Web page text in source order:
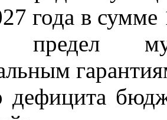
года в
предел
дефицита